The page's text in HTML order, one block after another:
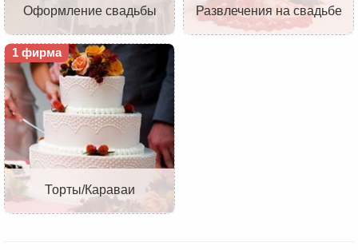
Оформление свадьбы Развлечения на свадьбе
1 фирма
Торты/Караваи